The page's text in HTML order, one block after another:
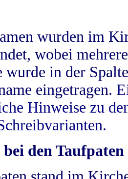
wurden im
wobei
wurde in der
eingetragen.
Hinweise zu
den Taufpaten